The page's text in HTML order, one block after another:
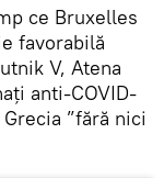
ce Bruxelles
favorabilă
V, Atena
anti-COVID-
”fără nici